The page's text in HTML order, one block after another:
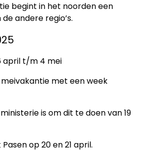
begint in het noorden een
andere regio’s.
april t/m 4 mei
met een week
is om dit te doen van 19
op 20 en 21 april.